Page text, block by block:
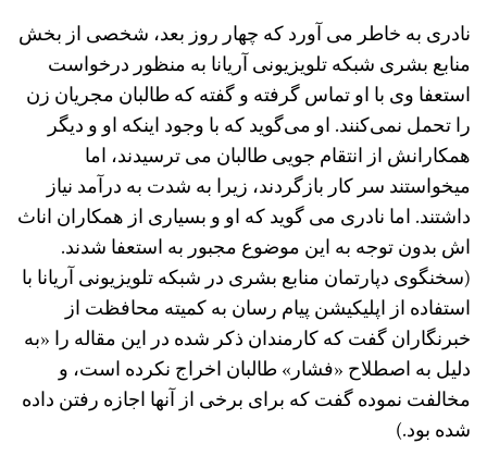
نادری به خاطر می ‌آورد که چهار روز بعد، شخصی از بخش
منابع بشری شبکه تلویزیونی آریانا به منظور درخواست
استعفا وی با او تماس گرفته و گفته که طالبان مجریان زن
را تحمل نمی‌کنند. او می‌گوید که با وجود اینکه او و دیگر
همکارانش از انتقام‌ جویی طالبان می ترسیدند، اما
میخواستند سر کار بازگردند، زیرا به شدت به درآمد نیاز
داشتند. اما نادری می گوید که او و بسیاری از همکاران اناث
اش بدون توجه به این موضوع مجبور به استعفا شدند.
(سخنگوی دپارتمان منابع بشری در شبکه تلویزیونی آریانا با
استفاده از اپلیکیشن پیام رسان به کمیته محافظت از
خبرنگاران گفت که کارمندان ذکر شده در این مقاله را «به
دلیل به اصطلاح «فشار» طالبان اخراج نکرده است، و
مخالفت نموده گفت که برای برخی از آنها اجازه رفتن داده
شده بود.)